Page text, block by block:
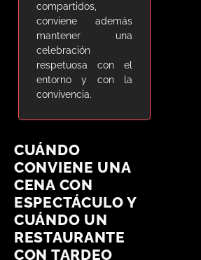
compartidos,
conviene además
mantener una
celebración
respetuosa con el
entorno y con la
convivencia.
CUÁNDO
CONVIENE UNA
CENA CON
ESPECTÁCULO Y
CUÁNDO UN
RESTAURANTE
CON TARDEO